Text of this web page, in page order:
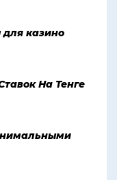
казино
На Тенге